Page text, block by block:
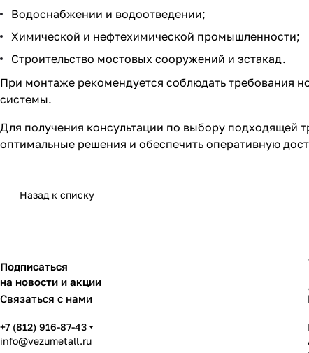
Водоснабжении и водоотведении;
Химической и нефтехимической промышленности;
Строительство мостовых сооружений и эстакад.
При монтаже рекомендуется соблюдать требования
системы.
Для получения консультации по выбору подходящей
оптимальные решения и обеспечить оперативную
Назад к списку
Подписаться
на новости и акции
Связаться с нами
+7 (812) 916-87-43
info@vezumetall.ru